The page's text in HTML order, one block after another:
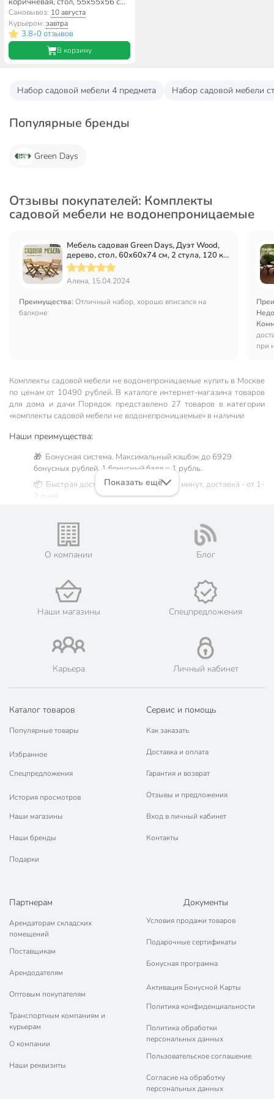
2 кресла, подушка коричневая,
100 кг
Самовывоз: 10 августа
Курьером:завтра
3.8•0 отзывов
В корзину
Набор садовой мебели 4 предмета Набор садовой мебели
Популярные бренды
Green Days
Отзывы покупателей: Комплекты
садовой мебели не водонепроницаемые
Мебель садовая Green Days, Дуэт Wood,
дерево, стол, 60х60х74 см, 2 стула, 120 кг,
BS-DT01.2
Алена, 15.04.2024
Преимущества: Отличный набор, хорошо вписался на
балконе
при
Комплекты садовой мебели не водонепроницаемые купить в Москве
по ценам от 10490 рублей. В каталоге интернет-магазина товаров
для дома и дачи Порядок представлено 27 товаров в категории
«комплекты садовой мебели не водонепроницаемые» в наличии
Наши преимущества:
🎁 Бонусная система. Максимальный кэшбэк до 6929
бонусных рублей, 1 бонусный балл = 1 рубль.
📦 Быстрая доставка. Самовывоз от 60 минут, доставка - от 1-
2 дней.
Жители Московской области могут сделать заказ и оплатить
его онлайн на официальном сайте сети магазинов Порядок.
💳 Оплата: онлайн на сайте интернет-гипермаркета или
🛍 Скидки, акции, распродажи каждый день!
📜 Только оригинальная продукция. Интернет-гипермаркет
Порядок - официальный представитель ведущих мировых
марок.
Показать ещё
О компании Блог
Наши магазины Спецпредложения
Карьера Личный кабинет
Каталог товаров
Популярные товары
Избранное
Спецпредложения
История просмотров
Наши магазины
Наши бренды
Подарки
Сервис и помощь
Как заказать
Доставка и оплата
Гарантия и возврат
Отзывы и предложения
Вход в личный кабинет
Контакты
Партнерам
Арендаторам складских
помещений
Поставщикам
Арендодателям
Оптовым покупателям
Транспортным компаниям и
курьерам
О компании
Наши реквизиты
Документы
Условия продажи товаров
Подарочные сертификаты
Бонусная программа
Активация Бонусной Карты
Политика конфиденциальности
Политика обработки
персональных данных
Пользовательское соглашение
Согласие на обработку
персональных данных